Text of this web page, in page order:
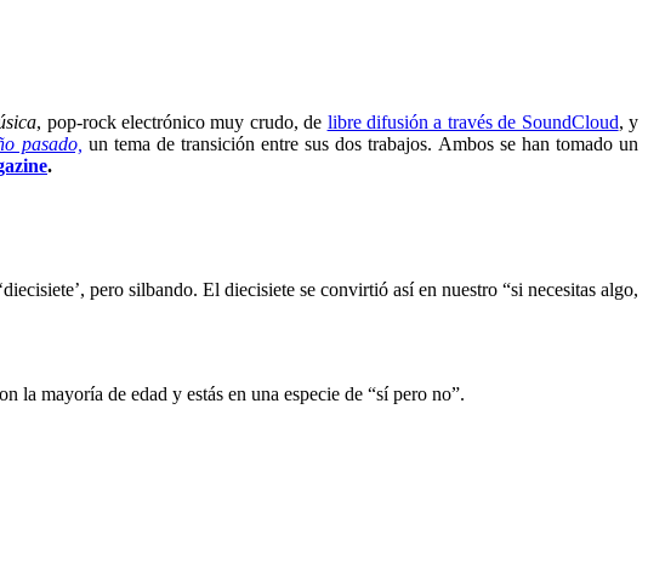
, pop-rock electrónico muy crudo, de libre difusión a través de SoundCloud, y
pasado, un tema de transición entre sus dos trabajos. Ambos se han tomado un
.
pero silbando. El diecisiete se convirtió así en nuestro “si necesitas algo,
la mayoría de edad y estás en una especie de “sí pero no”.